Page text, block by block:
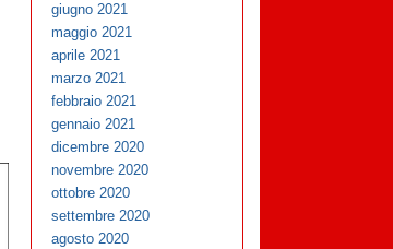
giugno 2021
maggio 2021
aprile 2021
marzo 2021
febbraio 2021
gennaio 2021
dicembre 2020
novembre 2020
ottobre 2020
settembre 2020
agosto 2020